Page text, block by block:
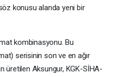
konusu alanda yeni bir
kombinasyonu. Bu
serisinin son ve en ağır
üretilen Aksungur, KGK-SİHA-